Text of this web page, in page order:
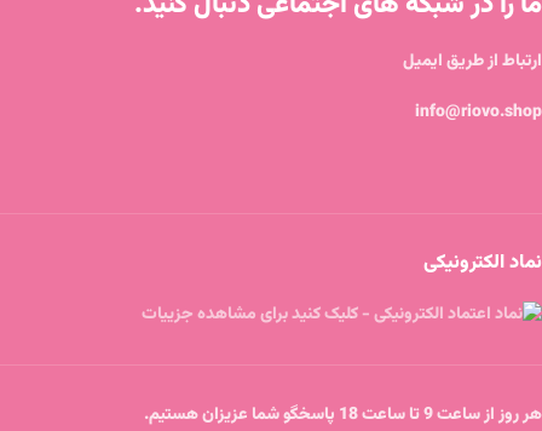
ارتباط از طریق ایمیل
info@riovo.shop
نماد الکترونیکی
هر روز از ساعت 9 تا ساعت 18 پاسخگو شما عزیزان هستیم.